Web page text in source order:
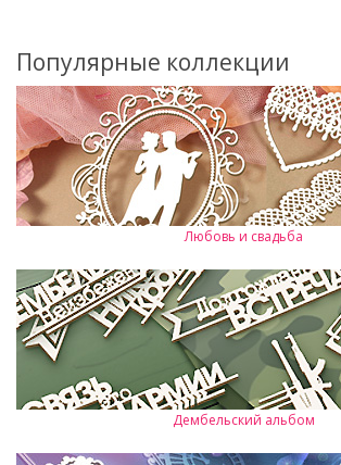
Популярные коллекции
Любовь и свадьба
Дембельский альбом